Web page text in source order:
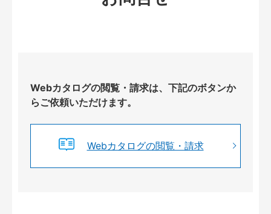
Webカタログの閲覧・請求は、下記のボタンか
らご依頼いただけます。
Webカタログの閲覧・請求